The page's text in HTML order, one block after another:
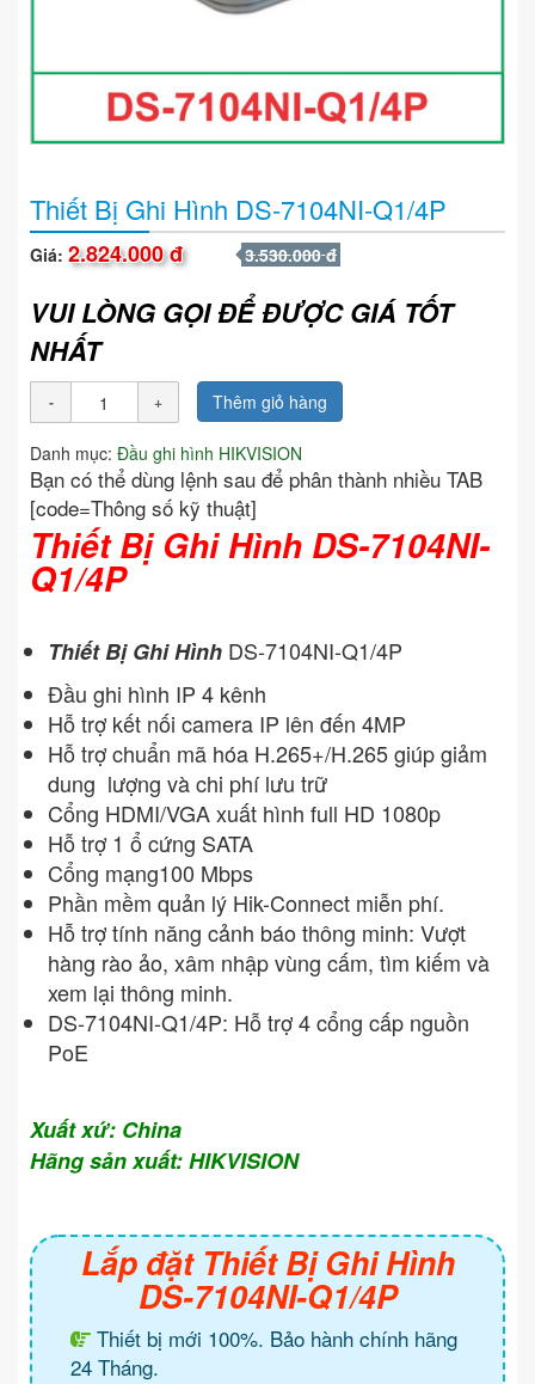
Thiết Bị Ghi Hình DS-7104NI-Q1/4P
Giá: 2.824.000 đ 3.530.000 đ
VUI LÒNG GỌI ĐỂ ĐƯỢC GIÁ TỐT
NHẤT
Thêm giỏ hàng
Danh mục: Đầu ghi hình HIKVISION
Bạn có thể dùng lệnh sau để phân thành nhiều TAB
[code=Thông số kỹ thuật]
Thiết Bị Ghi Hình DS-7104NI-
Q1/4P
Thiết Bị Ghi Hình DS-7104NI-Q1/4P
Đầu ghi hình IP 4 kênh
Hỗ trợ kết nối camera IP lên đến 4MP
Hỗ trợ chuẩn mã hóa H.265+/H.265 giúp giảm
dung lượng và chi phí lưu trữ
Cổng HDMI/VGA xuất hình full HD 1080p
Hỗ trợ 1 ổ cứng SATA
Cổng mạng100 Mbps
Phần mềm quản lý Hik-Connect miễn phí.
Hỗ trợ tính năng cảnh báo thông minh: Vượt
hàng rào ảo, xâm nhập vùng cấm, tìm kiếm và
xem lại thông minh.
DS-7104NI-Q1/4P: Hỗ trợ 4 cổng cấp nguồn
PoE
Xuất xứ: China
Hãng sản xuất: HIKVISION
Lắp đặt Thiết Bị Ghi Hình
DS-7104NI-Q1/4P
Thiết bị mới 100%. Bảo hành chính hãng
24 Tháng.